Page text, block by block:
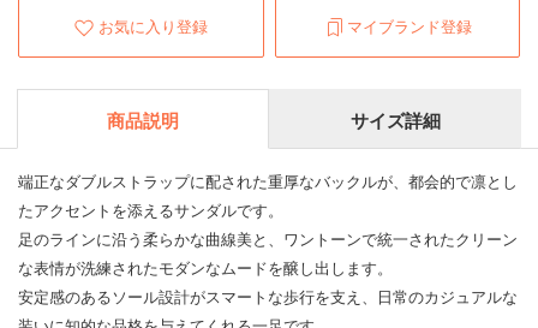
お気に入り登録 マイブランド登録
商品説明 サイズ詳細
端正なダブルストラップに配された重厚なバックルが、都会的で凛とし
たアクセントを添えるサンダルです。
足のラインに沿う柔らかな曲線美と、ワントーンで統一されたクリーン
な表情が洗練されたモダンなムードを醸し出します。
安定感のあるソール設計がスマートな歩行を支え、日常のカジュアルな